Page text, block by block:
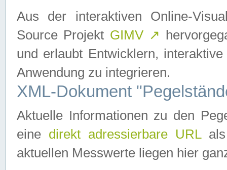
Aus der interaktiven Online-
Source Projekt GIMV ↗
und erlaubt Entwicklern,
Anwendung zu integrieren.
XML-Dokument
Aktuelle Informationen zu den
eine direkt adressierbare URLals
aktuellen Messwerte liegen hier